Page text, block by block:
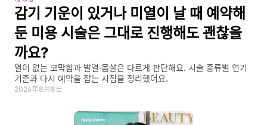
감기 기운이 있거나 미열이 날 때 예약해
둔 미용 시술은 그대로 진행해도 괜찮을
까요?
열이 없는 코막힘과 발열·몸살은 다르게 판단해요. 시술 종류별 연기
기준과 다시 예약을 잡는 시점을 정리했어요.
2026年8月8日